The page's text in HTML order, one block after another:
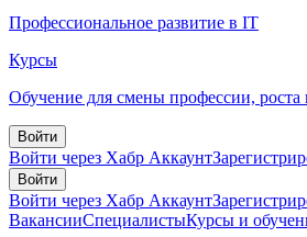
Профессиональное развитие в IT
Курсы
Обучение для смены профессии, роста
Войти
Войти через Хабр Аккаунт
Войти
Войти через Хабр Аккаунт
ВакансииСпециалистыКурсы и